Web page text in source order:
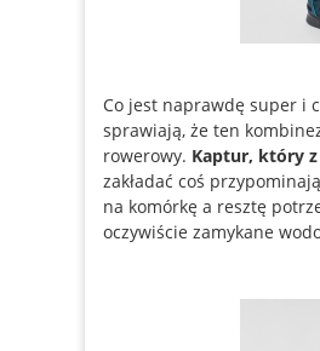
Co jest naprawdę super i
sprawiają, że ten
rowerowy. Kaptur, który z
zakładać coś
na komórkę a resztę
oczywiście zamykane